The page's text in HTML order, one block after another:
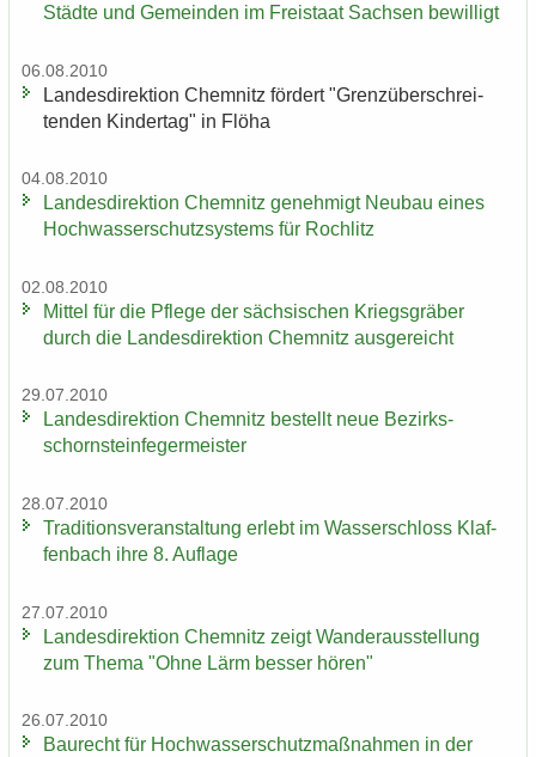
Städ­te und Ge­mein­den im Frei­staat Sach­sen be­wil­ligt
06.08.2010
Lan­des­di­rek­ti­on Chem­nitz för­dert "Grenz­über­schrei­
ten­den Kin­der­tag" in Flöha
04.08.2010
Lan­des­di­rek­ti­on Chem­nitz ge­neh­migt Neu­bau eines
Hoch­was­ser­schutz­sys­tems für Roch­litz
02.08.2010
Mit­tel für die Pfle­ge der säch­si­schen Kriegs­grä­ber
durch die Lan­des­di­rek­ti­on Chem­nitz aus­ge­reicht
29.07.2010
Lan­des­di­rek­ti­on Chem­nitz be­stellt neue Be­zirks­
schorn­stein­fe­ger­meis­ter
28.07.2010
Tra­di­ti­ons­ver­an­stal­tung er­lebt im Was­ser­schloss Klaf­
fen­bach ihre 8. Auf­la­ge
27.07.2010
Lan­des­di­rek­ti­on Chem­nitz zeigt Wan­der­aus­stel­lung
zum Thema "Ohne Lärm bes­ser hören"
26.07.2010
Bau­recht für Hoch­was­ser­schutz­maß­nah­men in der